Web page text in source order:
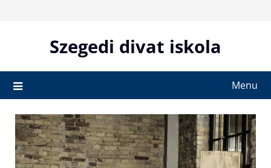
Szegedi divat iskola
Menu